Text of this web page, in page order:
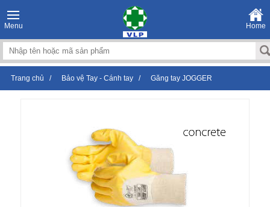
Menu Home
Trang chủ / Bảo vệ Tay - Cánh tay / Găng tay JOGGER